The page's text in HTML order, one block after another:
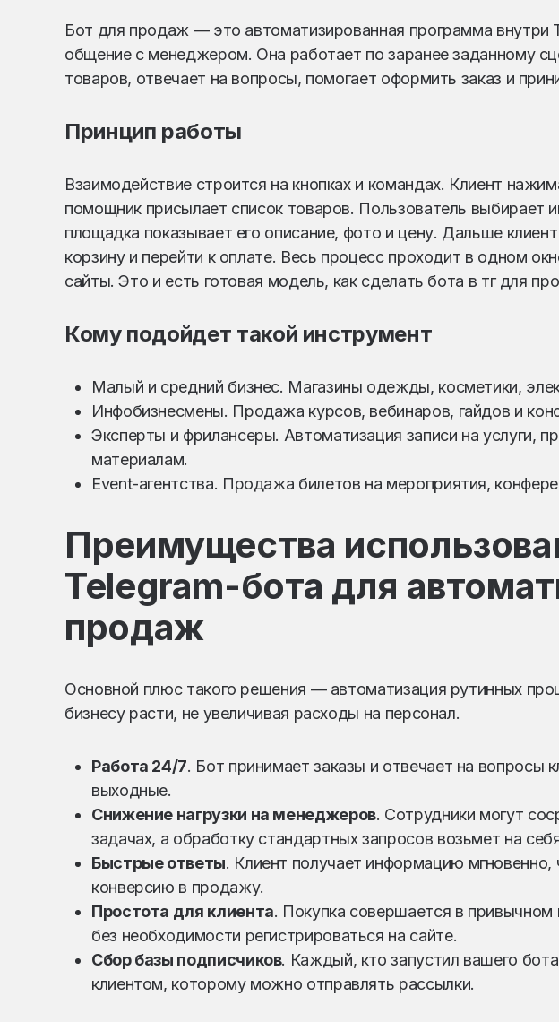
Бот для продаж — это автоматизированная программа внутри
общение с менеджером. Она работает по заранее заданному
товаров, отвечает на вопросы, помогает оформить заказ и
Принцип работы
Взаимодействие строится на кнопках и командах. Клиент
помощник присылает список товаров. Пользователь выбирает
площадка показывает его описание, фото и цену. Дальше
корзину и перейти к оплате. Весь процесс проходит в одном
сайты. Это и есть готовая модель, как сделать бота в тг для
Кому подойдет такой инструмент
Малый и средний бизнес. Магазины одежды, косметики,
Инфобизнесмены. Продажа курсов, вебинаров, гайдов и
Эксперты и фрилансеры. Автоматизация записи на услуги,
материалам.
Event-агентства. Продажа билетов на мероприятия,
Преимущества
Telegram-бота для
продаж
Основной плюс такого решения — автоматизация рутинных
бизнесу расти, не увеличивая расходы на персонал.
Работа 24/7. Бот принимает заказы и отвечает на вопросы
выходные.
Снижение нагрузки на менеджеров. Сотрудники могут
задачах, а обработку стандартных запросов возьмет на
Быстрые ответы. Клиент получает информацию
конверсию в продажу.
Простота для клиента. Покупка совершается в
без необходимости регистрироваться на сайте.
Сбор базы подписчиков. Каждый, кто запустил вашего
клиентом, которому можно отправлять рассылки.